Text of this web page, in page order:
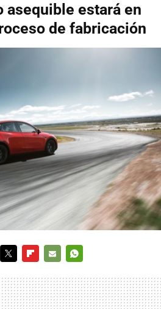
asequible estará en
de fabricación
MAIL